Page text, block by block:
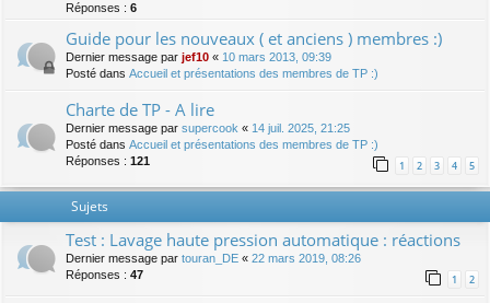
Réponses : 6
Guide pour les nouveaux ( et anciens ) membres :)
Dernier message par jef10 « 10 mars 2013, 09:39
Posté dans Accueil et présentations des membres de TP :)
Charte de TP - A lire
Dernier message par supercook « 14 juil. 2025, 21:25
Posté dans Accueil et présentations des membres de TP :)
Réponses : 121 1 2 3 4 5
Sujets
Test : Lavage haute pression automatique : réactions
Dernier message par touran_DE « 22 mars 2019, 08:26
Réponses : 47 1 2